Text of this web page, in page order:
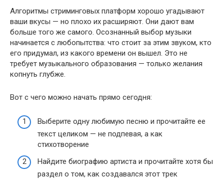
Алгоритмы стриминговых платформ хорошо угадывают
ваши вкусы — но плохо их расширяют. Они дают вам
больше того же самого. Осознанный выбор музыки
начинается с любопытства: что стоит за этим звуком, кто
его придумал, из какого времени он вышел. Это не
требует музыкального образования — только желания
копнуть глубже.
Вот с чего можно начать прямо сегодня:
Выберите одну любимую песню и прочитайте ее
текст целиком — не подпевая, а как
стихотворение
Найдите биографию артиста и прочитайте хотя бы
раздел о том, как создавался этот трек